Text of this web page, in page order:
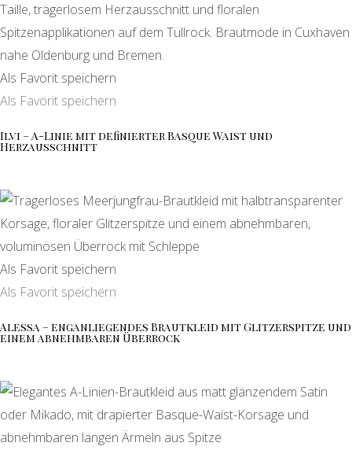
Als Favorit speichern
Als Favorit speichern
Ilvi – A-Linie mit definierter Basque Waist und
Herzausschnitt
Als Favorit speichern
Als Favorit speichern
Alessa – enganliegendes Brautkleid mit Glitzerspitze und
einem abnehmbaren Überrock